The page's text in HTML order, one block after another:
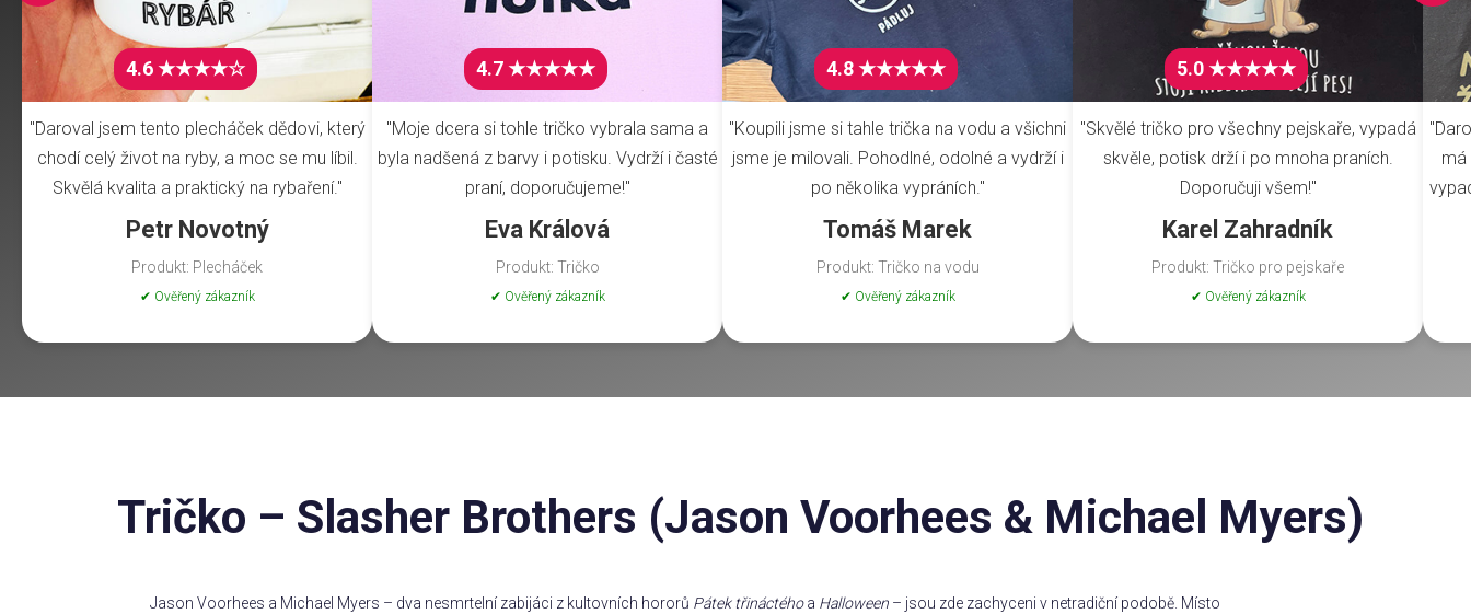
4.6 ★★★★☆
"Daroval jsem tento plecháček dědovi, který
chodí celý život na ryby, a moc se mu líbil.
Skvělá kvalita a praktický na rybaření."
Petr Novotný
Produkt: Plecháček
✔ Ověřený zákazník
4.7 ★★★★★
"Moje dcera si tohle tričko vybrala sama a
byla nadšená z barvy i potisku. Vydrží i časté
praní, doporučujeme!"
Eva Králová
Produkt: Tričko
✔ Ověřený zákazník
4.8 ★★★★★
"Koupili jsme si tahle trička na vodu a všichni
jsme je milovali. Pohodlné, odolné a vydrží i
po několika vypráních."
Tomáš Marek
Produkt: Tričko na vodu
✔ Ověřený zákazník
5.0 ★★★★★
"Skvělé tričko pro všechny pejskaře, vypadá
skvěle, potisk drží i po mnoha praních.
Doporučuji všem!"
Karel Zahradník
Produkt: Tričko pro pejskaře
✔ Ověřený zákazník
má
Tričko – Slasher Brothers (Jason Voorhees & Michael Myers)
Jason Voorhees a Michael Myers – dva nesmrtelní zabijáci z kultovních hororů Pátek třináctéhoa Halloween– jsou zde zachyceni v netradiční podobě. Místo